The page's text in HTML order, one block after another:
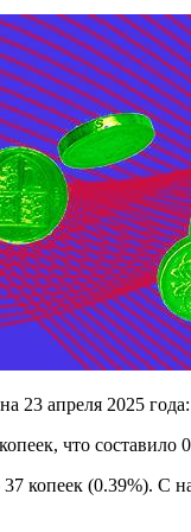
апреля 2025 года:
что составило
копеек (0.39%). С